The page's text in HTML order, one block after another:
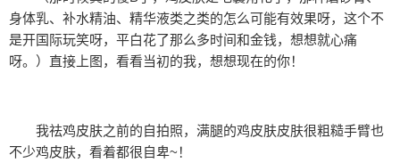
身体乳、补水精油、精华液类之类的怎么可能有效果呀，这个不
是开国际玩笑呀，平白花了那么多时间和金钱，想想就心痛
呀。）直接上图，看看当初的我，想想现在的你！
我祛鸡皮肤之前的自拍照，满腿的鸡皮肤皮肤很粗糙手臂也
不少鸡皮肤，看着都很自卑~！